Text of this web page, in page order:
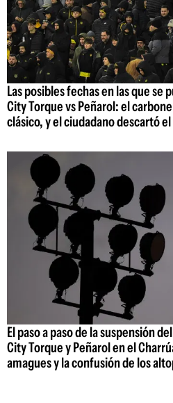
Las posibles fechas en las que
City Torque vs Peñarol: el
clásico, y el ciudadano descartó
El paso a paso de la suspensión
City Torque y Peñarol en el
amagues y la confusión de los